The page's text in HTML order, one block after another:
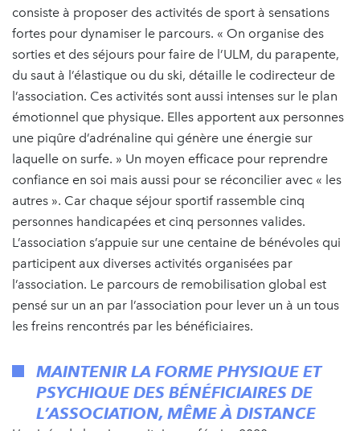
consiste à proposer des activités de sport à sensations
fortes pour dynamiser le parcours. « On organise des
sorties et des séjours pour faire de l’ULM, du parapente,
du saut à l’élastique ou du ski, détaille le codirecteur de
l’association. Ces activités sont aussi intenses sur le plan
émotionnel que physique. Elles apportent aux personnes
une piqûre d’adrénaline qui génère une énergie sur
laquelle on surfe. » Un moyen efficace pour reprendre
confiance en soi mais aussi pour se réconcilier avec « les
autres ». Car chaque séjour sportif rassemble cinq
personnes handicapées et cinq personnes valides.
L’association s’appuie sur une centaine de bénévoles qui
participent aux diverses activités organisées par
l’association. Le parcours de remobilisation global est
pensé sur un an par l’association pour lever un à un tous
les freins rencontrés par les bénéficiaires.
MAINTENIR LA FORME PHYSIQUE ET
PSYCHIQUE DES BÉNÉFICIAIRES DE
L’ASSOCIATION, MÊME À DISTANCE